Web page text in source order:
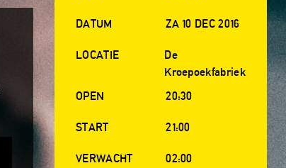
DATUM ZA 10 DEC 2016
LOCATIE
De
Kroepoekfabriek
OPEN
20:30
START 21:00
VERWACHT
02:00